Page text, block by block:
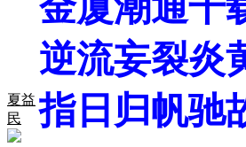
夏益
民
逆流妄裂炎
指日归帆驰